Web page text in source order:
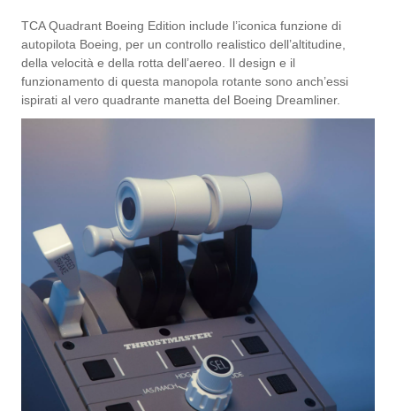
TCA Quadrant Boeing Edition include l’iconica funzione di
autopilota Boeing, per un controllo realistico dell’altitudine,
della velocità e della rotta dell’aereo. Il design e il
funzionamento di questa manopola rotante sono anch’essi
ispirati al vero quadrante manetta del Boeing Dreamliner.